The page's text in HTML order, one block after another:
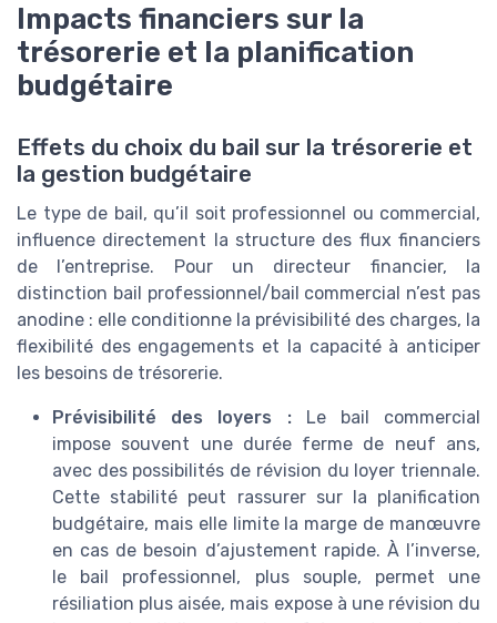
Impacts financiers sur la
trésorerie et la planification
budgétaire
Effets du choix du bail sur la trésorerie et
la gestion budgétaire
Le type de bail, qu’il soit professionnel ou commercial,
influence directement la structure des flux financiers
de l’entreprise. Pour un directeur financier, la
distinction bail professionnel/bail commercial n’est pas
anodine : elle conditionne la prévisibilité des charges, la
flexibilité des engagements et la capacité à anticiper
les besoins de trésorerie.
Prévisibilité des loyers :Le bail commercial
impose souvent une durée ferme de neuf ans,
avec des possibilités de révision du loyer triennale.
Cette stabilité peut rassurer sur la planification
budgétaire, mais elle limite la marge de manœuvre
en cas de besoin d’ajustement rapide. À l’inverse,
le bail professionnel, plus souple, permet une
résiliation plus aisée, mais expose à une révision du